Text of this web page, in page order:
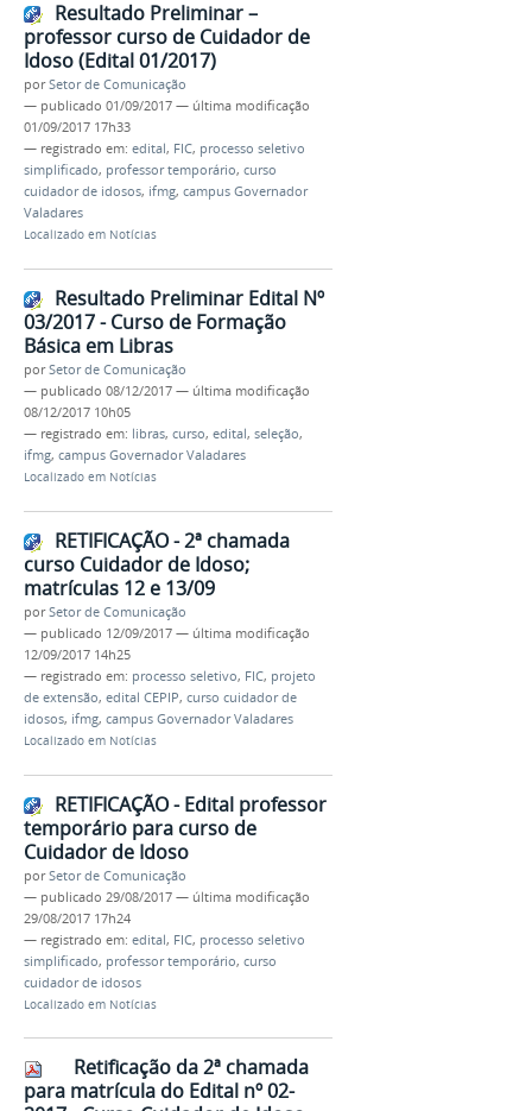
Resultado Preliminar –
professor curso de Cuidador de
Idoso (Edital 01/2017)
porSetor de Comunicação
— publicado 01/09/2017 — última modificação
01/09/2017 17h33
— registrado em: edital, FIC, processo seletivo
simplificado, professor temporário, curso
cuidador de idosos, ifmg, campus Governador
Valadares
Localizado em Notícias
Resultado Preliminar Edital Nº
03/2017 - Curso de Formação
Básica em Libras
porSetor de Comunicação
— publicado 08/12/2017 — última modificação
08/12/2017 10h05
— registrado em: libras, curso, edital, seleção,
ifmg, campus Governador Valadares
Localizado em Notícias
RETIFICAÇÃO - 2ª chamada
curso Cuidador de Idoso;
matrículas 12 e 13/09
porSetor de Comunicação
— publicado 12/09/2017 — última modificação
12/09/2017 14h25
— registrado em: processo seletivo, FIC, projeto
de extensão, edital CEPIP, curso cuidador de
idosos, ifmg, campus Governador Valadares
Localizado em Notícias
RETIFICAÇÃO - Edital professor
temporário para curso de
Cuidador de Idoso
porSetor de Comunicação
— publicado 29/08/2017 — última modificação
29/08/2017 17h24
— registrado em: edital, FIC, processo seletivo
simplificado, professor temporário, curso
cuidador de idosos
Localizado em Notícias
Retificação da 2ª chamada
para matrícula do Edital nº 02-